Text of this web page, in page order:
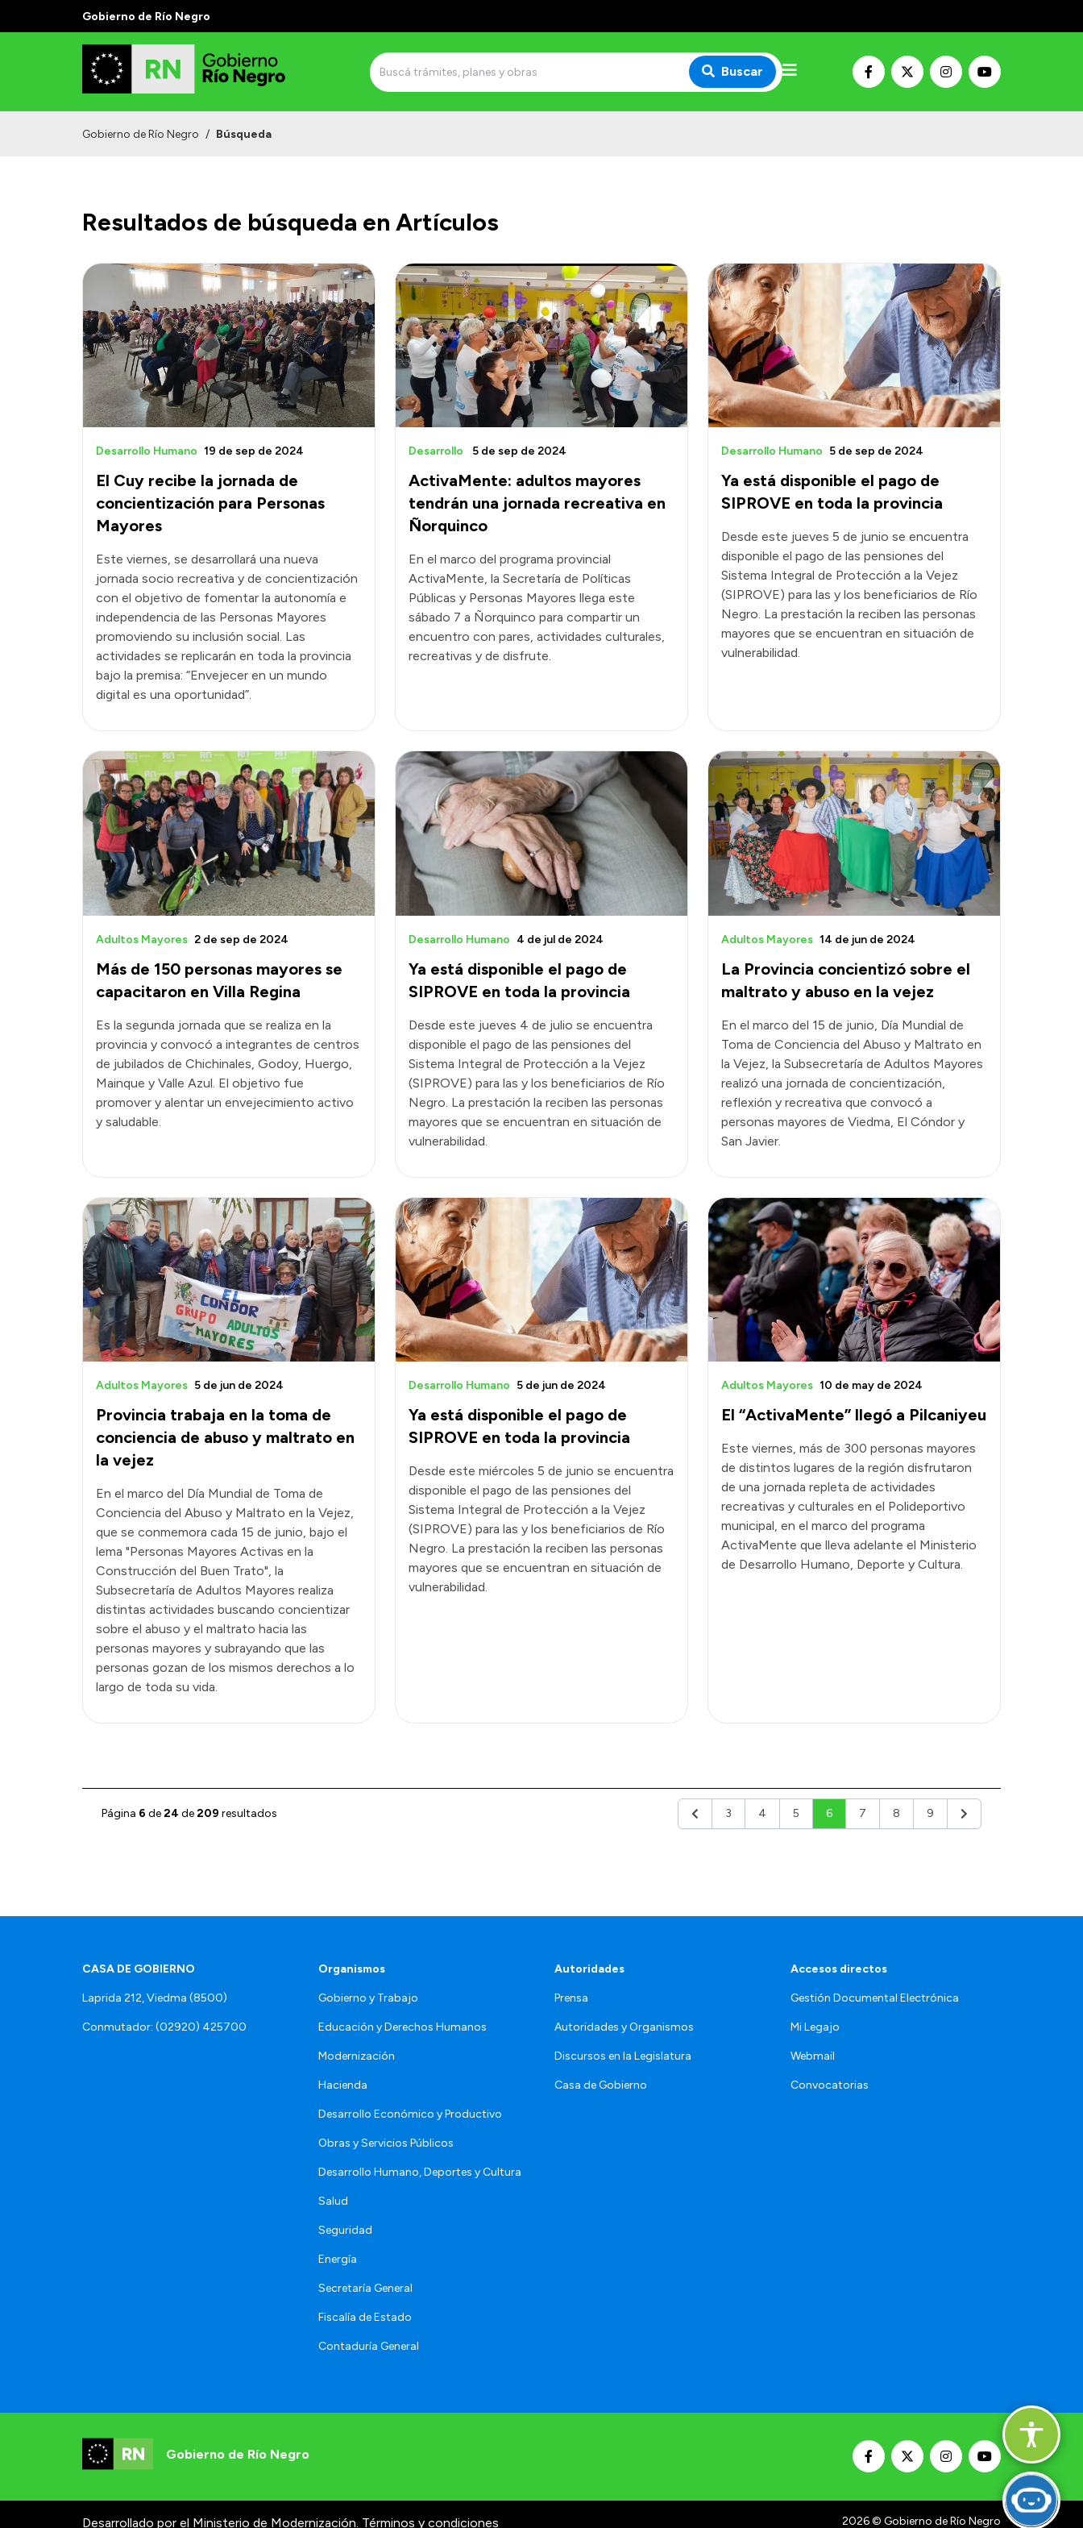
Gobierno de Río Negro
Buscar
Gobierno de Río Negro / Búsqueda
Resultados de búsqueda en Artículos
El Cuy recibe la jornada de
concientización para Personas
Mayores
Desarrollo Humano 19 de sep de 2024
Este viernes, se desarrollará una nueva
jornada socio recreativa y de concientización
con el objetivo de fomentar la autonomía e
independencia de las Personas Mayores
promoviendo su inclusión social. Las
actividades se replicarán en toda la provincia
bajo la premisa: “Envejecer en un mundo
digital es una oportunidad”.
ActivaMente: adultos mayores
tendrán una jornada recreativa en
Ñorquinco
Desarrollo 5 de sep de 2024
En el marco del programa provincial
ActivaMente, la Secretaría de Políticas
Públicas y Personas Mayores llega este
sábado 7 a Ñorquinco para compartir un
encuentro con pares, actividades culturales,
recreativas y de disfrute.
Ya está disponible el pago de
SIPROVE en toda la provincia
Desarrollo Humano 5 de sep de 2024
Desde este jueves 5 de junio se encuentra
disponible el pago de las pensiones del
Sistema Integral de Protección a la Vejez
(SIPROVE) para las y los beneficiarios de Río
Negro. La prestación la reciben las personas
mayores que se encuentran en situación de
vulnerabilidad.
Más de 150 personas mayores se
capacitaron en Villa Regina
Adultos Mayores 2 de sep de 2024
Es la segunda jornada que se realiza en la
provincia y convocó a integrantes de centros
de jubilados de Chichinales, Godoy, Huergo,
Mainque y Valle Azul. El objetivo fue
promover y alentar un envejecimiento activo
y saludable.
Ya está disponible el pago de
SIPROVE en toda la provincia
Desarrollo Humano 4 de jul de 2024
Desde este jueves 4 de julio se encuentra
disponible el pago de las pensiones del
Sistema Integral de Protección a la Vejez
(SIPROVE) para las y los beneficiarios de Río
Negro. La prestación la reciben las personas
mayores que se encuentran en situación de
vulnerabilidad.
La Provincia concientizó sobre el
maltrato y abuso en la vejez
Adultos Mayores 14 de jun de 2024
En el marco del 15 de junio, Día Mundial de
Toma de Conciencia del Abuso y Maltrato en
la Vejez, la Subsecretaría de Adultos Mayores
realizó una jornada de concientización,
reflexión y recreativa que convocó a
personas mayores de Viedma, El Cóndor y
San Javier.
Provincia trabaja en la toma de
conciencia de abuso y maltrato en
la vejez
Adultos Mayores 5 de jun de 2024
En el marco del Día Mundial de Toma de
Conciencia del Abuso y Maltrato en la Vejez,
que se conmemora cada 15 de junio, bajo el
lema "Personas Mayores Activas en la
Construcción del Buen Trato", la
Subsecretaría de Adultos Mayores realiza
distintas actividades buscando concientizar
sobre el abuso y el maltrato hacia las
personas mayores y subrayando que las
personas gozan de los mismos derechos a lo
largo de toda su vida.
Ya está disponible el pago de
SIPROVE en toda la provincia
Desarrollo Humano 5 de jun de 2024
Desde este miércoles 5 de junio se encuentra
disponible el pago de las pensiones del
Sistema Integral de Protección a la Vejez
(SIPROVE) para las y los beneficiarios de Río
Negro. La prestación la reciben las personas
mayores que se encuentran en situación de
vulnerabilidad.
El “ActivaMente” llegó a Pilcaniyeu
Adultos Mayores 10 de may de 2024
Este viernes, más de 300 personas mayores
de distintos lugares de la región disfrutaron
de una jornada repleta de actividades
recreativas y culturales en el Polideportivo
municipal, en el marco del programa
ActivaMente que lleva adelante el Ministerio
de Desarrollo Humano, Deporte y Cultura.
Página 6 de24 de209 resultados Anterior
3 4 5 6 7 8 9 Siguiente
CASA DE GOBIERNO
Laprida 212, Viedma (8500)
Conmutador: (02920) 425700
Organismos
Gobierno y Trabajo
Educación y Derechos Humanos
Modernización
Hacienda
Desarrollo Económico y Productivo
Obras y Servicios Públicos
Desarrollo Humano, Deportes y Cultura
Salud
Seguridad
Energía
Secretaría General
Fiscalía de Estado
Contaduría General
Autoridades
Prensa
Autoridades y Organismos
Discursos en la Legislatura
Casa de Gobierno
Accesos directos
Gestión Documental Electrónica
Mi Legajo
Webmail
Convocatorias
Gobierno de Río Negro
Desarrollado por el Ministerio de Modernización. Términos y condiciones 2026© Gobierno de Río Negro